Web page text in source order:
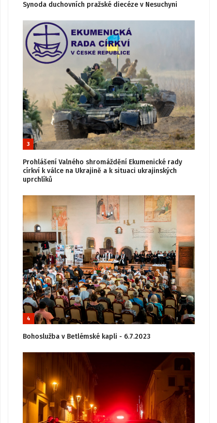
Synoda duchovních pražské diecéze v Nesuchyni
3
Prohlášení Valného shromáždění Ekumenické rady
církví k válce na Ukrajině a k situaci ukrajinských
uprchlíků
4
Bohoslužba v Betlémské kapli - 6.7.2023